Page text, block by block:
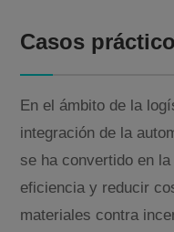
Casos
En el ámbito de la
integración de la
se ha convertido en
eficiencia y reducir
materiales contra